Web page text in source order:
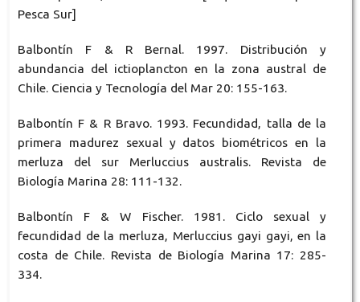
Pesca Sur]
Balbontín F & R Bernal. 1997. Distribución y
abundancia del ictioplancton en la zona austral de
Chile. Ciencia y Tecnología del Mar 20: 155-163.
Balbontín F & R Bravo. 1993. Fecundidad, talla de la
primera madurez sexual y datos biométricos en la
merluza del sur Merluccius australis. Revista de
Biología Marina 28: 111-132.
Balbontín F & W Fischer. 1981. Ciclo sexual y
fecundidad de la merluza, Merluccius gayi gayi, en la
costa de Chile. Revista de Biología Marina 17: 285-
334.